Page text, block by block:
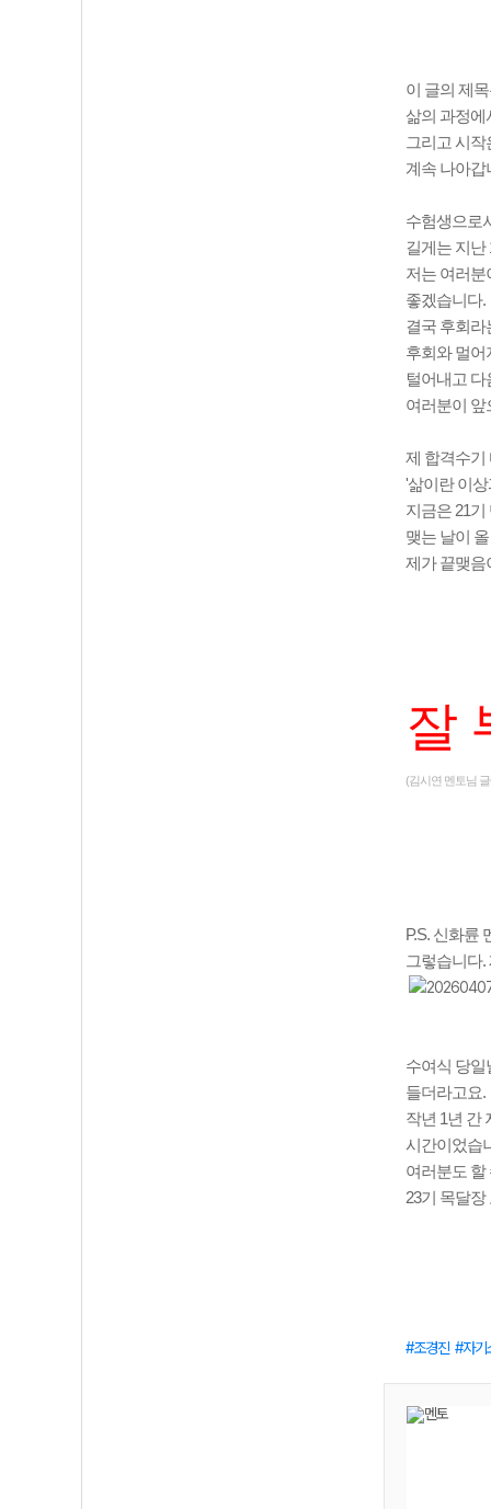
이 글의 제
삶의 과정에
그리고 시
계속 나아갑
수험생으로
길게는 지난
저는 여러분
좋겠습니다.
결국 후회라
후회와 멀어
털어내고 다
여러분이 앞
제 합격수기
'삶이란 이
지금은 21
맺는 날이
제가 끝맺음
잘
(김시연 멘토님
P.S. 신화륜
그렇습니다
수여식 당일
들더라고요.
작년 1년 간
시간이었습
여러분도 할
23기 목달
조경진 자기